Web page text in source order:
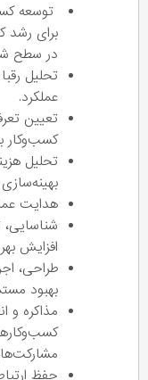
توسعه
برای رشد
در سطح
تحلیل
عملکرد.
تعیین
کسب‌وکار
تحلیل
هدایت
شناسایی،
افزایش
طراحی،
بهبود
مذاکره و
حفظ